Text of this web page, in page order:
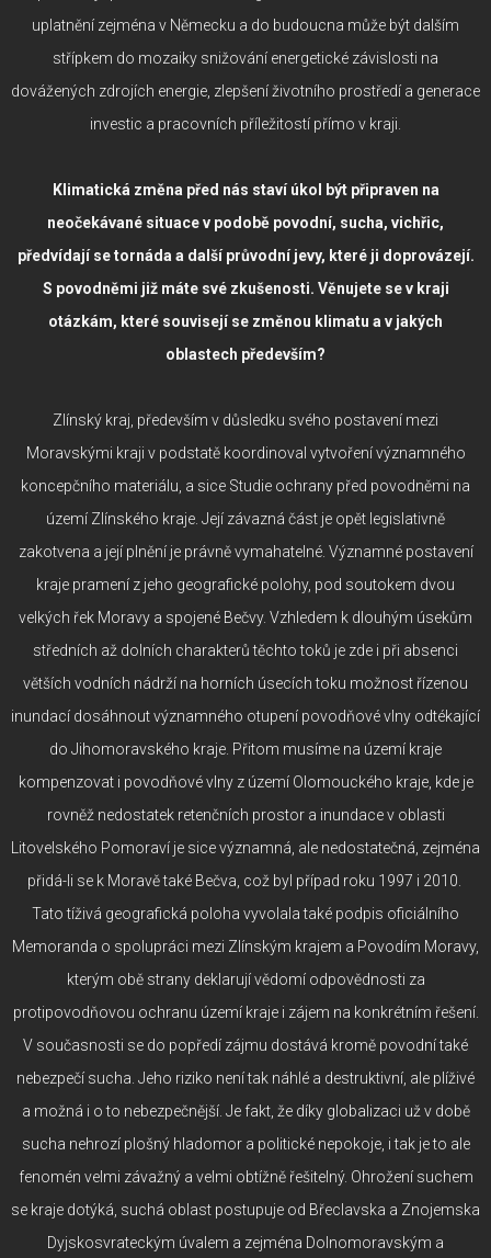
uplatnění zejména v Německu a do budoucna může být dalším
střípkem do mozaiky snižování energetické závislosti na
dovážených zdrojích energie, zlepšení životního prostředí a generace
investic a pracovních příležitostí přímo v kraji.
Klimatická změna před nás staví úkol být připraven na
neočekávané situace v podobě povodní, sucha, vichřic,
předvídají se tornáda a další průvodní jevy, které ji doprovázejí.
S povodněmi již máte své zkušenosti. Věnujete se v kraji
otázkám, které souvisejí se změnou klimatu a v jakých
oblastech především?
Zlínský kraj, především v důsledku svého postavení mezi
Moravskými kraji v podstatě koordinoval vytvoření významného
koncepčního materiálu, a sice Studie ochrany před povodněmi na
území Zlínského kraje. Její závazná část je opět legislativně
zakotvena a její plnění je právně vymahatelné. Významné postavení
kraje pramení z jeho geografické polohy, pod soutokem dvou
velkých řek Moravy a spojené Bečvy. Vzhledem k dlouhým úsekům
středních až dolních charakterů těchto toků je zde i při absenci
větších vodních nádrží na horních úsecích toku možnost řízenou
inundací dosáhnout významného otupení povodňové vlny odtékající
do Jihomoravského kraje. Přitom musíme na území kraje
kompenzovat i povodňové vlny z území Olomouckého kraje, kde je
rovněž nedostatek retenčních prostor a inundace v oblasti
Litovelského Pomoraví je sice významná, ale nedostatečná, zejména
přidá-li se k Moravě také Bečva, což byl případ roku 1997 i 2010.
Tato tíživá geografická poloha vyvolala také podpis oficiálního
Memoranda o spolupráci mezi Zlínským krajem a Povodím Moravy,
kterým obě strany deklarují vědomí odpovědnosti za
protipovodňovou ochranu území kraje i zájem na konkrétním řešení.
V současnosti se do popředí zájmu dostává kromě povodní také
nebezpečí sucha. Jeho riziko není tak náhlé a destruktivní, ale plíživé
a možná i o to nebezpečnější. Je fakt, že díky globalizaci už v době
sucha nehrozí plošný hladomor a politické nepokoje, i tak je to ale
fenomén velmi závažný a velmi obtížně řešitelný. Ohrožení suchem
se kraje dotýká, suchá oblast postupuje od Břeclavska a Znojemska
Dyjskosvrateckým úvalem a zejména Dolnomoravským a